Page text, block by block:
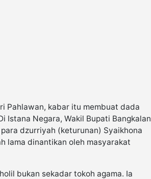
Pahlawan, kabar itu membuat dada
Istana Negara, Wakil Bupati Bangkalan
dzurriyah (keturunan) Syaikhona
lama dinantikan oleh masyarakat
bukan sekadar tokoh agama. Ia